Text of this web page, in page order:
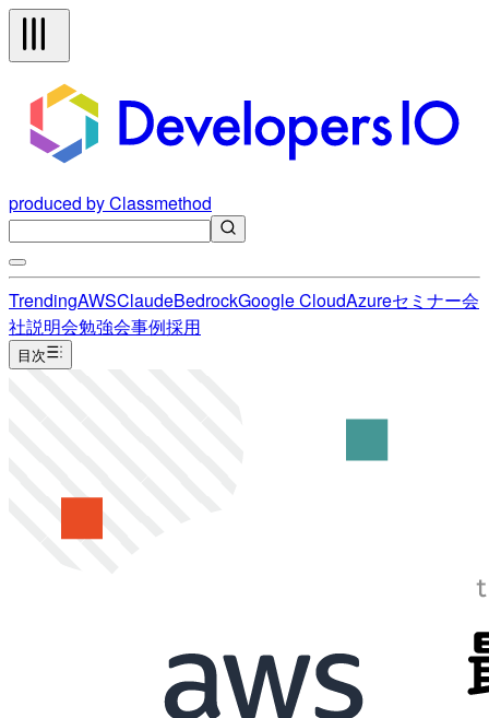
produced by Classmethod
TrendingAWSClaudeBedrockGoogle CloudAzureセミナー会
社説明会勉強会事例採用
目次